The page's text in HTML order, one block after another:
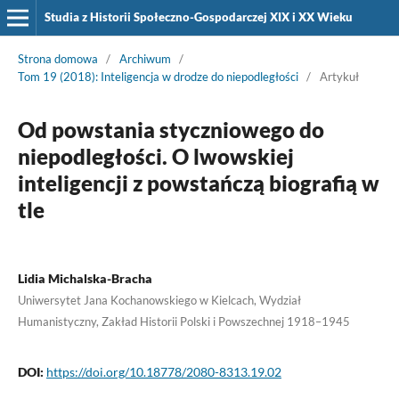
Studia z Historii Społeczno-Gospodarczej XIX i XX Wieku
Strona domowa / Archiwum
/
Tom 19 (2018): Inteligencja w drodze do niepodległości / Artykuł
Od powstania styczniowego do
niepodległości. O lwowskiej
inteligencji z powstańczą biografią w
tle
Lidia Michalska-Bracha
Uniwersytet Jana Kochanowskiego w Kielcach, Wydział
Humanistyczny, Zakład Historii Polski i Powszechnej 1918–1945
DOI: https://doi.org/10.18778/2080-8313.19.02